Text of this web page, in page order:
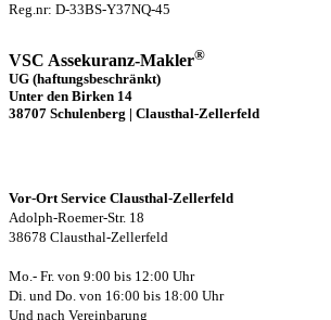
Reg.nr: D-33BS-Y37NQ-45
VSC Assekuranz-Makler®
UG (haftungsbeschränkt)
Unter den Birken 14
38707 Schulenberg | Clausthal-Zellerfeld
Vor-Ort Service Clausthal-Zellerfeld
Adolph-Roemer-Str. 18
38678 Clausthal-Zellerfeld
Mo.- Fr. von 9:00 bis 12:00 Uhr
Di. und Do. von 16:00 bis 18:00 Uhr
Und nach Vereinbarung